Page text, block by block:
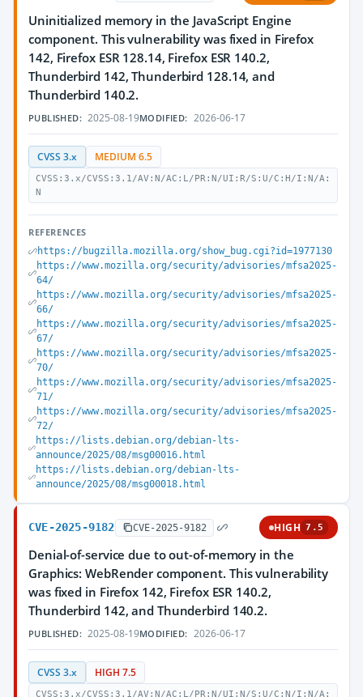
Uninitialized memory in the JavaScript Engine
component. This vulnerability was fixed in Firefox
142, Firefox ESR 128.14, Firefox ESR 140.2,
Thunderbird 142, Thunderbird 128.14, and
Thunderbird 140.2.
PUBLISHED: 2025-08-19MODIFIED: 2026-06-17
CVSS 3.x MEDIUM 6.5
CVSS:3.x/CVSS:3.1/AV:N/AC:L/PR:N/UI:R/S:U/C:H/I:N/A:
N
REFERENCES
https://bugzilla.mozilla.org/show_bug.cgi?id=1977130
https://www.mozilla.org/security/advisories/mfsa2025-
64/
https://www.mozilla.org/security/advisories/mfsa2025-
66/
https://www.mozilla.org/security/advisories/mfsa2025-
67/
https://www.mozilla.org/security/advisories/mfsa2025-
70/
https://www.mozilla.org/security/advisories/mfsa2025-
71/
https://www.mozilla.org/security/advisories/mfsa2025-
72/
https://lists.debian.org/debian-lts-
announce/2025/08/msg00016.html
https://lists.debian.org/debian-lts-
announce/2025/08/msg00018.html
CVE-2025-9182 CVE-2025-9182 HIGH 7.5
Denial-of-service due to out-of-memory in the
Graphics: WebRender component. This vulnerability
was fixed in Firefox 142, Firefox ESR 140.2,
Thunderbird 142, and Thunderbird 140.2.
PUBLISHED: 2025-08-19MODIFIED: 2026-06-17
CVSS 3.x HIGH 7.5
CVSS:3.x/CVSS:3.1/AV:N/AC:L/PR:N/UI:N/S:U/C:N/I:N/A: